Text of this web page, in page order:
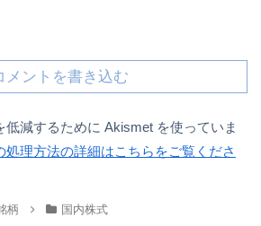
メントを書き込む
低減するために Akismet を使っていま
処理方法の詳細はこちらをご覧くださ
柄 国内株式